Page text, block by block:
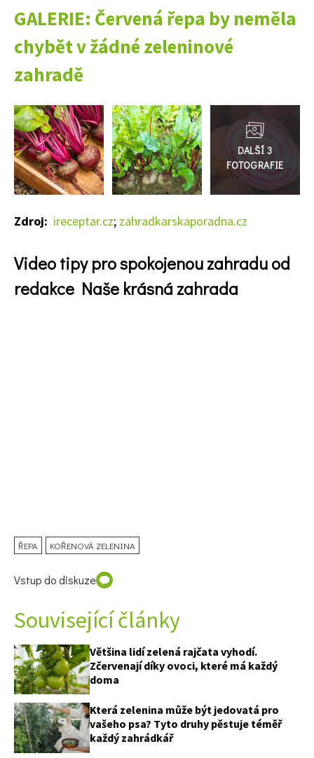
GALERIE: Červená řepa by neměla
chybět v žádné zeleninové
zahradě
do
galerie
Zdroj: ireceptar.cz; zahradkarskaporadna.cz
Video tipy pro spokojenou zahradu od
redakce Naše krásná zahrada
ŘEPA KOŘENOVÁ ZELENINA
Vstup do diskuze
Související články
Většina lidí zelená rajčata vyhodí.
Zčervenají díky ovoci, které má každý
doma
Která zelenina může být jedovatá pro
vašeho psa? Tyto druhy pěstuje téměř
každý zahrádkář